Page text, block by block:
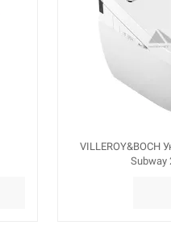
VILLEROY&BOCH
Subway